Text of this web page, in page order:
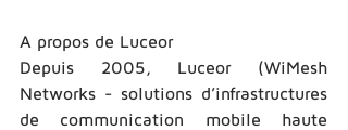
A propos de Luceor
Depuis 2005, Luceor (WiMesh
Networks -­ solutions d’infrastructures
de communication mobile haute